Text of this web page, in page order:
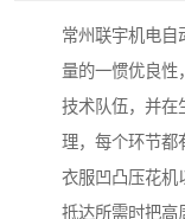
常州联宇机电自
量的一惯优良性
技术队伍，并在
理，每个环节都
衣服凹凸压花
抵达所需时把高